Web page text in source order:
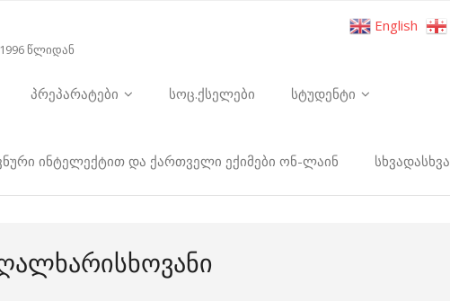
წლიდან
პრეპარატები სოც.ქსელები სტუდენტი
ინტელექტით და ქართველი ექიმები ონ-ლაინ სხვადასხვა
English